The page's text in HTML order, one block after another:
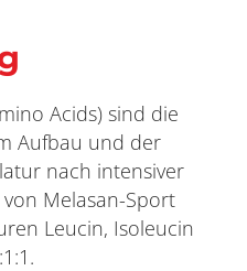
Acids) sind die
Aufbau und der
nach intensiver
von Melasan-Sport
Leucin, Isoleucin